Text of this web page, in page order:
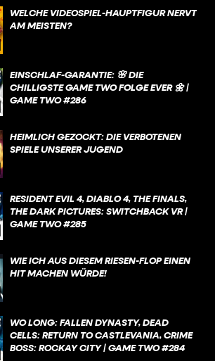
WELCHE VIDEOSPIEL-HAUPTFIGUR NERVT
AM MEISTEN?
EINSCHLAF-GARANTIE: 🌸 DIE
CHILLIGSTE GAME TWO FOLGE EVER 🌼 |
GAME TWO #286
HEIMLICH GEZOCKT: DIE VERBOTENEN
SPIELE UNSERER JUGEND
RESIDENT EVIL 4, DIABLO 4, THE FINALS,
THE DARK PICTURES: SWITCHBACK VR |
GAME TWO #285
WIE ICH AUS DIESEM RIESEN-FLOP EINEN
HIT MACHEN WÜRDE!
WO LONG: FALLEN DYNASTY, DEAD
CELLS: RETURN TO CASTLEVANIA, CRIME
BOSS: ROCKAY CITY | GAME TWO #284